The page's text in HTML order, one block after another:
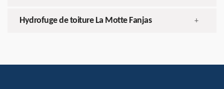
Hydrofuge de toiture La Motte Fanjas +